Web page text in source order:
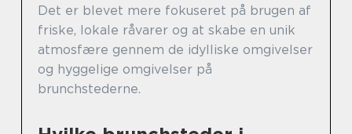
Det er blevet mere fokuseret på brugen af
friske, lokale råvarer og at skabe en unik
atmosfære gennem de idylliske omgivelser
og hyggelige omgivelser på
brunchstederne.